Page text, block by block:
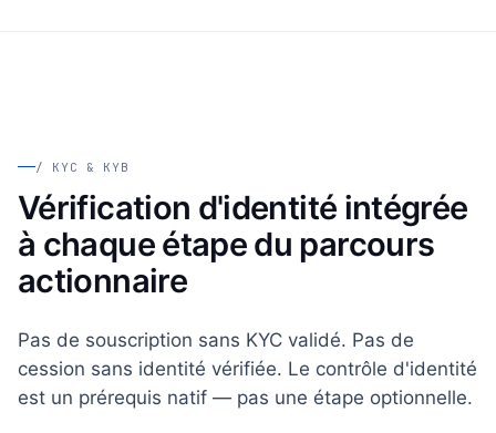
/ KYC & KYB
Vérification d'identité intégrée
à chaque étape du parcours
actionnaire
Pas de souscription sans KYC validé. Pas de
cession sans identité vérifiée. Le contrôle d'identité
est un prérequis natif — pas une étape optionnelle.